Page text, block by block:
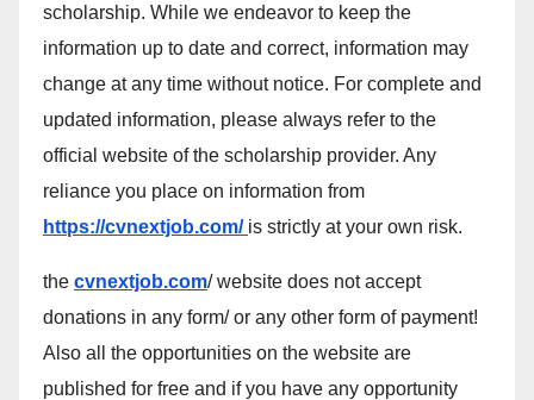
scholarship. While we endeavor to keep the
information up to date and correct, information may
change at any time without notice. For complete and
updated information, please always refer to the
official website of the scholarship provider. Any
reliance you place on information from
https://cvnextjob.com/ is strictly at your own risk.
the cvnextjob.com/ website does not accept
donations in any form/ or any other form of payment!
Also all the opportunities on the website are
published for free and if you have any opportunity